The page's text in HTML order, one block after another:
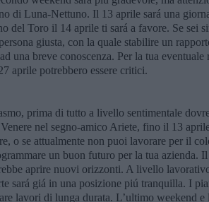
di Luna-Nettuno. Il 13 aprile sará una
del Toro il 14 aprile ti sará a favore. Se sei
giusta, con la quale stabilire un
una breve conoscenza. Per la tua eventuale
aprile potrebbero essere critici.
prima di tutto a livello sentimentale
nel segno-amico Ariete, fino il 13
o se attualmente non puoi lavorare per il
un buon futuro per la tua azienda.
aprire nuovi orizzonti. A livello
sará giá in una posizione piú tranquilla. I
lavori di lunga durata. L’ultimo weekend e